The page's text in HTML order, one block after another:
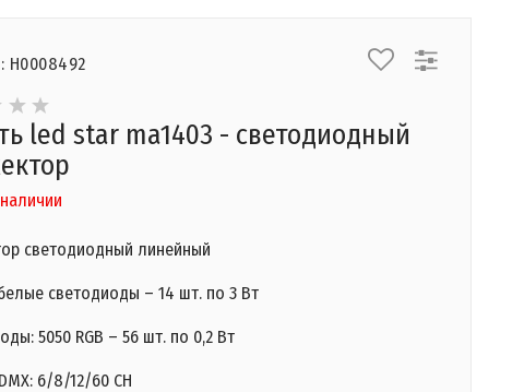
Н0008492
led star ma1403 - светодиодный
светодиодный линейный
светодиоды – 14 шт. по 3 Вт
5050 RGB – 56 шт. по 0,2 Вт
6/8/12/60 CH